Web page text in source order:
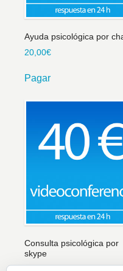
Ayuda psicológica por
20,00€
Pagar
Consulta psicológica por
skype